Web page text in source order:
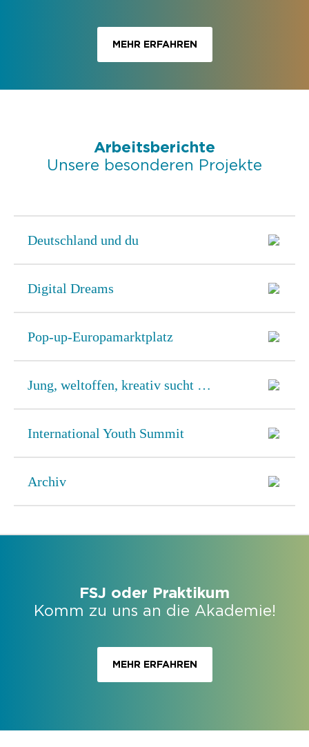
MEHR ERFAHREN
Arbeitsberichte
Unsere besonderen Projekte
Deutschland und du
Digital Dreams
Pop-up-Europamarktplatz
Jung, weltoffen, kreativ sucht …
International Youth Summit
Archiv
FSJ oder Praktikum
Komm zu uns an die Akademie!
MEHR ERFAHREN